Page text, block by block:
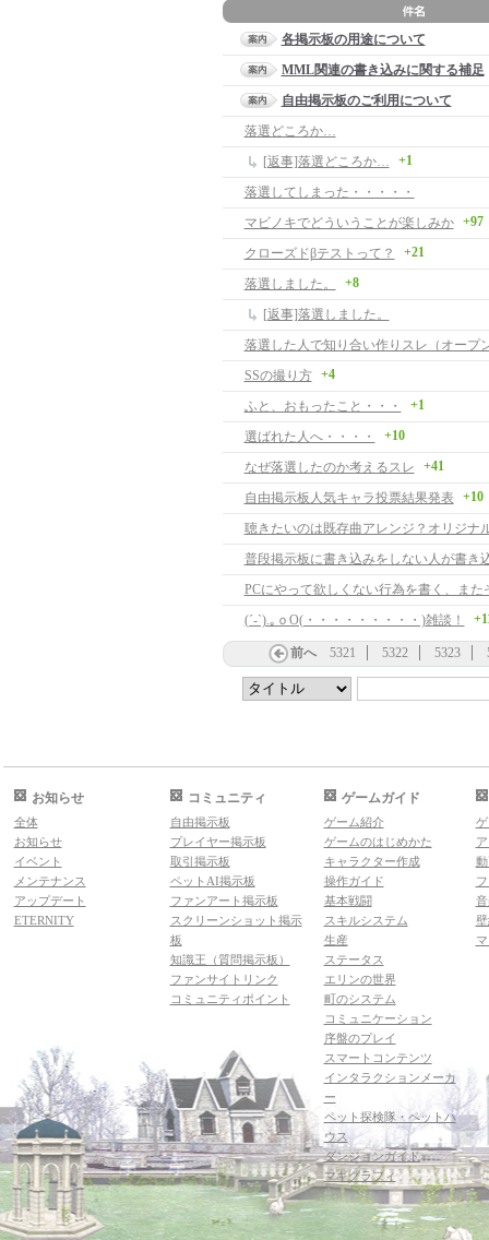
各掲示板の用途について
MML関連の書き込みに関する補足
自由掲示板のご利用について
落選どころか…
[返事]落選どころか…
+1
落選してしまった・・・・・
マビノキでどういうことが楽しみか
+97
クローズドβテストって？ +21
落選しました。 +8
[返事]落選しました。
SSの撮り方 +4
ふと、おもったこと・・・ +1
選ばれた人へ・・・・ +10
なぜ落選したのか考えるスレ +41
自由掲示板人気キャラ投票結果発表 +10
聴きたいのは既存曲アレンジ？オリジナ
普段掲示板に書き込みをしない人が書き
(´-`).｡ｏO(・・・・・・・・・)雑談！
前へ 5321 5322 5323
お知らせ
全体
お知らせ
イベント
メンテナンス
アップデート
ETERNITY
コミュニティ
自由掲示板
プレイヤー掲示板
取引掲示板
ペットAI掲示板
ファンアート掲示板
スクリーンショット掲示
板
知識王（質問掲示板）
ファンサイトリンク
コミュニティポイント
ゲームガイド
ゲーム紹介
ゲームのはじめかた
キャラクター作成
操作ガイド
基本戦闘
スキルシステム
生産
ステータス
エリンの世界
町のシステム
コミュニケーション
序盤のプレイ
スマートコンテンツ
インタラクションメーカ
ー
ペット探検隊・ペットハ
ウス
ダンジョンガイド
マギグラフィ